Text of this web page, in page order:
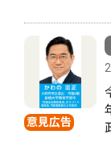
意見広告